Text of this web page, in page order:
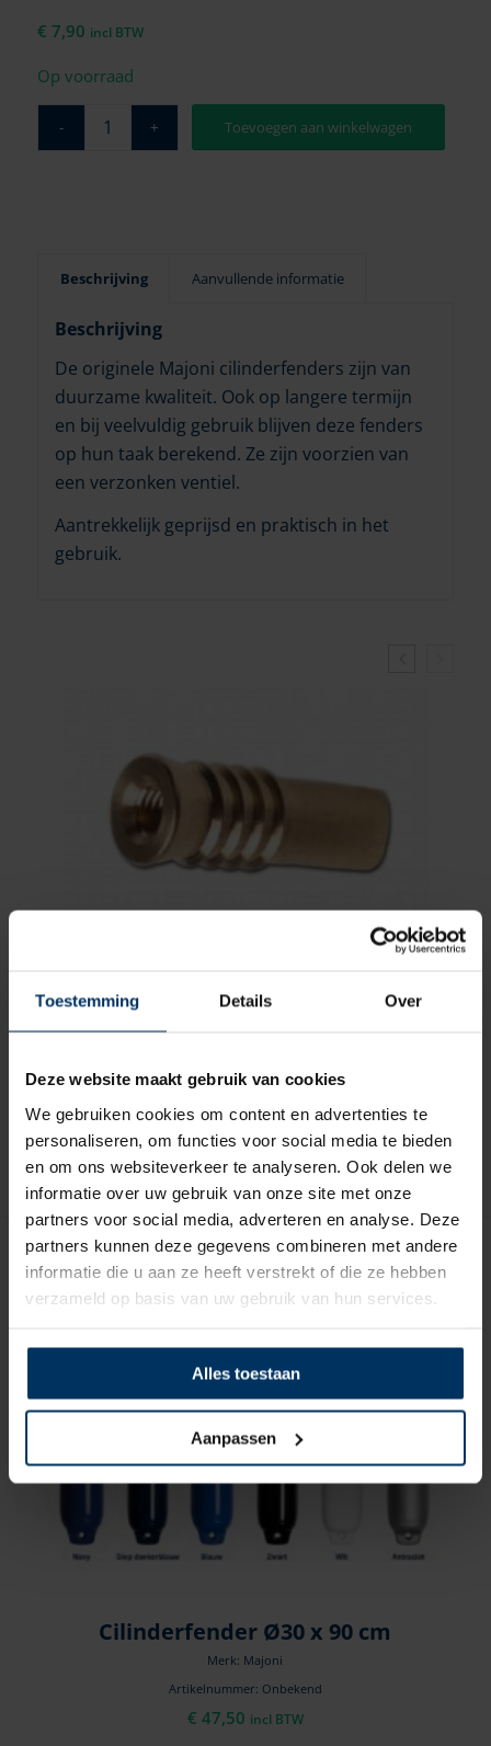
Toestemming Details Over
Deze website maakt gebruik van cookies
We gebruiken cookies om content en advertenties te
personaliseren, om functies voor social media te bieden
en om ons websiteverkeer te analyseren. Ook delen we
informatie over uw gebruik van onze site met onze
partners voor social media, adverteren en analyse. Deze
partners kunnen deze gegevens combineren met andere
informatie die u aan ze heeft verstrekt of die ze hebben
verzameld op basis van uw gebruik van hun services.
Alles toestaan
Aanpassen
€ 7,90 incl BTW
Op voorraad
Toevoegen aan winkelwagen
Beschrijving Aanvullende informatie
Beschrijving
De originele Majoni cilinderfenders zijn van
duurzame kwaliteit. Ook op langere termijn
en bij veelvuldig gebruik blijven deze fenders
op hun taak berekend. Ze zijn voorzien van
een verzonken ventiel.
Aantrekkelijk geprijsd en praktisch in het
gebruik.
Fenderventiel voor Majoni fenders
Artikelnummer: 9059610
€1,50 incl BTW
Gerelateerde Producten
Cilinderfender Ø30 x 90 cm
Merk: Majoni
Artikelnummer: Onbekend
€ 47,50 incl BTW